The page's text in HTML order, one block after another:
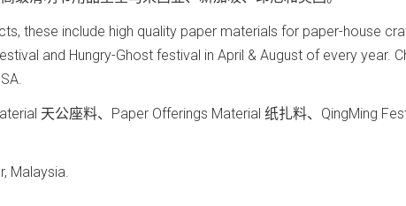
these include high quality paper materials for paper-house
and Hungry-Ghost festival in April & August of every year.
天公座料、Paper Offerings Material 纸扎料、QingMing
Malaysia.